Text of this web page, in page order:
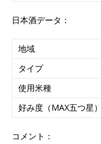
日本酒データ：
地域
タイプ
使用米種
好み度（MAX五つ星）
コメント：